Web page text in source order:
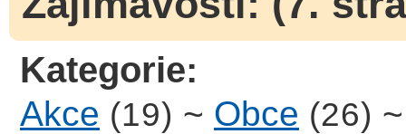
Kategorie:
Akce (19) ~ Obce (26)